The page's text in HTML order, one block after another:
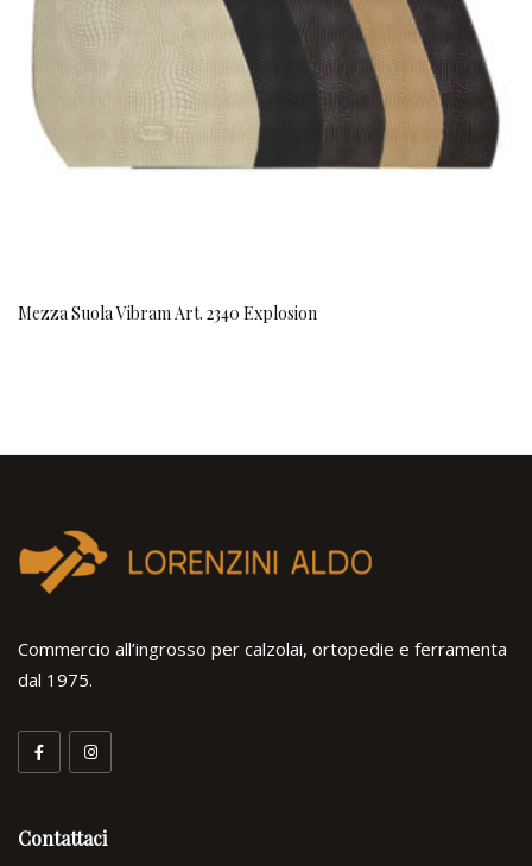
Mezza Suola Vibram Art. 2340 Explosion
Commercio all’ingrosso per calzolai, ortopedie e ferramenta
dal 1975.
Contattaci